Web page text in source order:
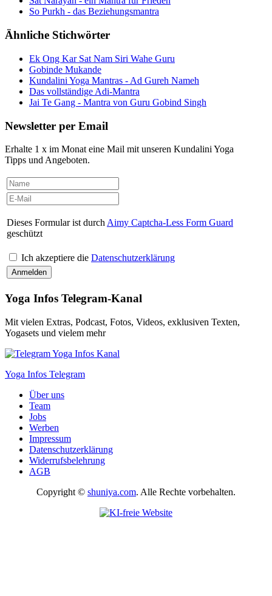
So Purkh - das Beziehungsmantra
Ähnliche Stichwörter
Ek Ong Kar Sat Nam Siri Wahe Guru
Gobinde Mukande
Kundalini Yoga Mantras - Ad Gureh Nameh
Das vollständige Adi-Mantra
Jai Te Gang - Mantra von Guru Gobind Singh
Newsletter per Email
Erhalte 1 x im Monat eine Mail mit unseren Kundalini Yoga
Tipps und Angeboten.
Dieses Formular ist durch Aimy Captcha-Less Form Guard
geschützt
Ich akzeptiere die Datenschutzerklärung
Yoga Infos Telegram-Kanal
Mit vielen Extras, Podcast, Fotos, Videos, exklusiven Texten,
Yogasets und vielem mehr
Yoga Infos Telegram
Über uns
Team
Jobs
Werben
Impressum
Datenschutzerklärung
Widerrufsbelehrung
AGB
Copyright © shuniya.com. Alle Rechte vorbehalten.